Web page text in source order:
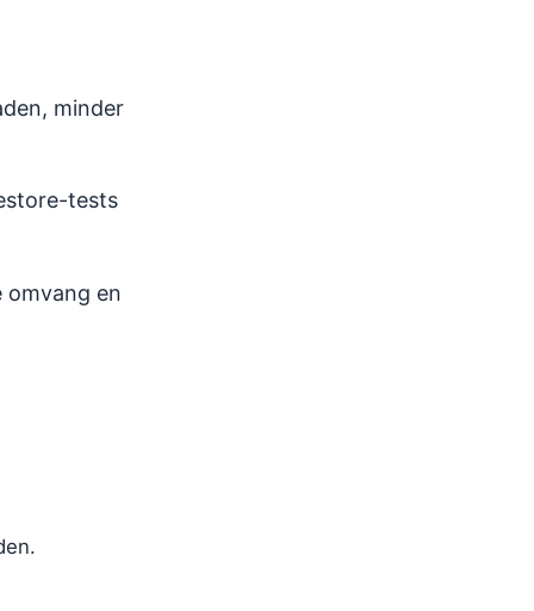
minder
tests
omvang en